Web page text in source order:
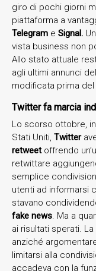
giro di pochi giorni
piattaforma a
Telegram e Signal.
vista business non
Allo stato attuale
agli ultimi annunci
modificata prima
Twitter fa marcia
Lo scorso ottobre,
Stati Uniti, Twitter
retweetoffrendo
retwittare
semplice
utenti ad informarsi
stavano
fake news. Ma a
ai risultati sperati.
anziché
limitarsi alla
accadeva con la